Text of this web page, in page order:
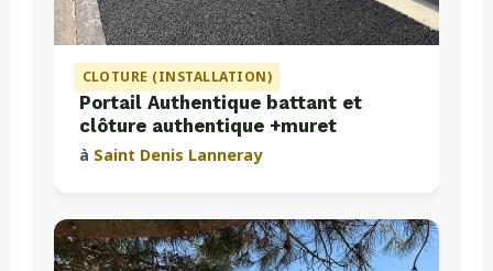
CLOTURE (INSTALLATION)
Portail Authentique battant et
clôture authentique +muret
à Saint Denis Lanneray